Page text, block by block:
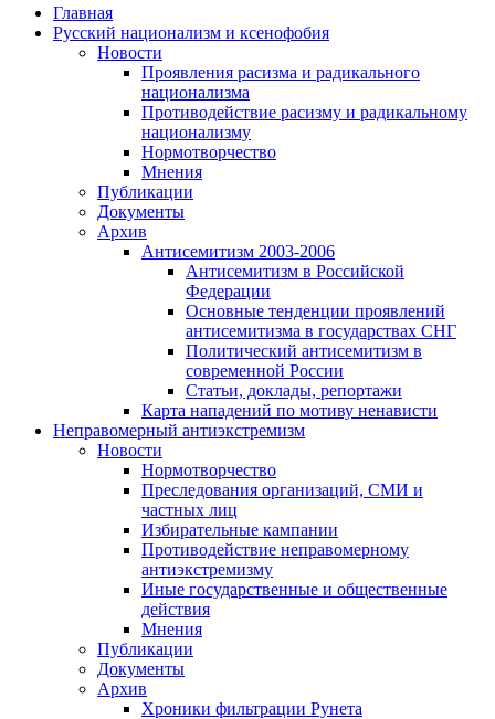
Главная
Русский национализм и ксенофобия
Новости
Проявления расизма и радикального
национализма
Противодействие расизму и радикальному
национализму
Нормотворчество
Мнения
Публикации
Документы
Архив
Антисемитизм 2003-2006
Антисемитизм в Российской
Федерации
Основные тенденции проявлений
антисемитизма в государствах СНГ
Политический антисемитизм в
современной России
Статьи, доклады, репортажи
Карта нападений по мотиву ненависти
Неправомерный антиэкстремизм
Новости
Нормотворчество
Преследования организаций, СМИ и
частных лиц
Избирательные кампании
Противодействие неправомерному
антиэкстремизму
Иные государственные и общественные
действия
Мнения
Публикации
Документы
Архив
Хроники фильтрации Рунета